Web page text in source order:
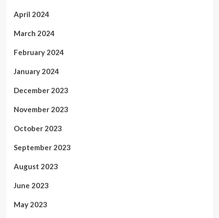
April 2024
March 2024
February 2024
January 2024
December 2023
November 2023
October 2023
September 2023
August 2023
June 2023
May 2023